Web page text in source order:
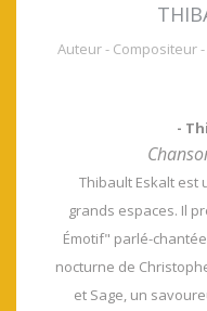
Auteur - Compositeur
-
Thibault Eskalt est
grands espaces. Il
Émotif" parlé-
nocturne de
et Sage, un